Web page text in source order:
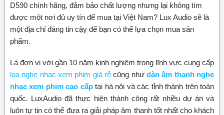
D590 chính hãng, đảm bảo chất lượng nhưng lại không tìm
được một nơi đủ uy tín để mua tại Việt Nam? Lux Audio sẽ là
một địa chỉ đáng tin cậy để bạn có thể lựa chọn mua sản
phẩm.
Là đơn vị với gần 10 năm kinh nghiệm trong lĩnh vực cung cấp
loa nghe nhạc xem phim giá rẻ cũng nhưdàn âm thanh nghe
nhạc xem phim cao cấptại hà nội và các tỉnh thành trên toàn
quốc. LuxAudio đã thực hiện thành công rất nhiều dự án và
luôn tự tin có thể đưa ra giải pháp âm thanh tốt nhất cho khách